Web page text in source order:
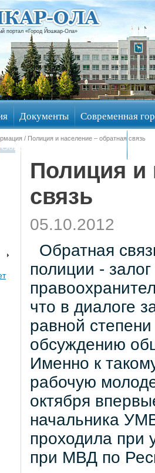
портал «Город Йошкар-Ола»
Документы Современная
Общественные обсуждения
/ Полиция и население – обратная связь
Полиция и
связь
05.10.2012
Обратная
полиции -
что в диалоге
равной
обсуждению
Именно к
рабочую
октября
начальника
проходила при
при МВД по